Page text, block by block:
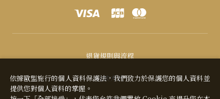
退貨規則與流程
付款方式
依據歐盟施行的個人資料保護法，我們致力於保護您的個人資料並
提供您對個人資料的掌握。